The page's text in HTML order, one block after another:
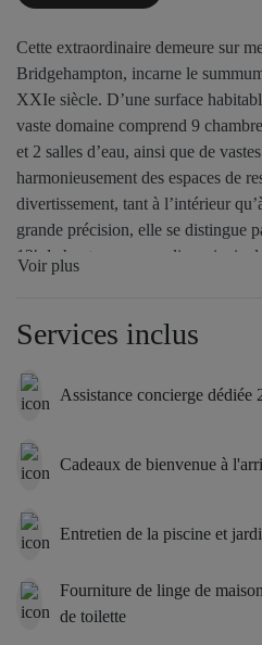
Cette extraordinaire demeure sur
Bridgehampton, incarne le
XXIe siècle. D’une surface
vaste domaine comprend 9
et 2 salles d’eau, ainsi que de
harmonieusement des espaces de
divertissement, tant à l’intérieur
grande précision, elle se distingue
12′ de hauteur, un escalier principal
poli et des salles de bains en
également équipée d’appareils de
d’appareils de cuisine Wolf et de
demeure dispose d’un personnel
sur l’océan, visible depuis de
chauffée de 18′ x 50′, d’un spa
en plein air et d’un pool house,
Voir plus
Services inclus
Assistance concierge dédiée
Cadeaux de bienvenue à
Entretien de la piscine et
Fourniture de linge de
de toilette